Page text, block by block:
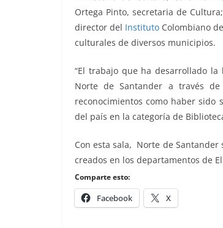
Ortega Pinto, secretaria de
director del Instituto Colombiano
culturales de diversos municipios.
“El trabajo que ha desarrollado
Norte de Santander a través
reconocimientos como haber sido
del país en la categoría de
Con esta sala, Norte de
creados en los departamentos de
Comparte esto:
Facebook X